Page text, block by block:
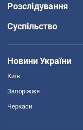
Розслідування
Суспільство
Новини України
Київ
Запоріжжя
Черкаси